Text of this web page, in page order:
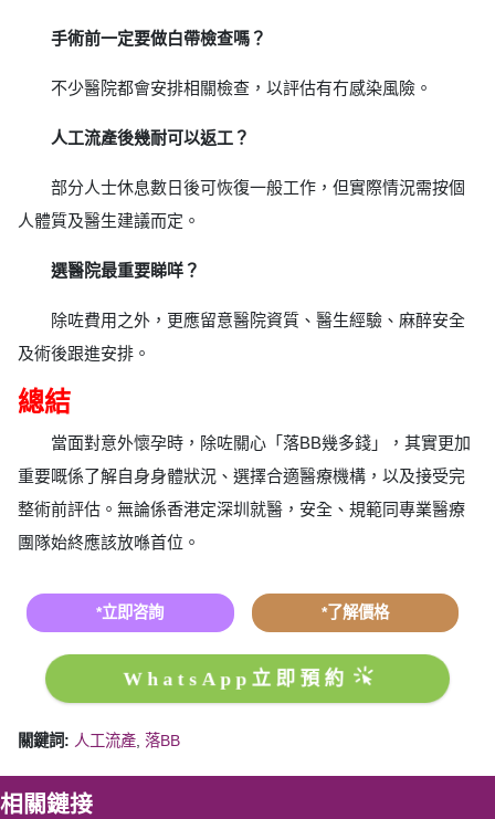
手術前一定要做白帶檢查嗎？
不少醫院都會安排相關檢查，以評估有冇感染風險。
人工流產後幾耐可以返工？
部分人士休息數日後可恢復一般工作，但實際情況需按個
人體質及醫生建議而定。
選醫院最重要睇咩？
除咗費用之外，更應留意醫院資質、醫生經驗、麻醉安全
及術後跟進安排。
總結
當面對意外懷孕時，除咗關心「落BB幾多錢」，其實更加
重要嘅係了解自身身體狀況、選擇合適醫療機構，以及接受完
整術前評估。無論係香港定深圳就醫，安全、規範同專業醫療
團隊始終應該放喺首位。
*立即咨詢 *了解價格
WhatsApp立即預約
關鍵詞: 人工流產 落BB
相關鏈接